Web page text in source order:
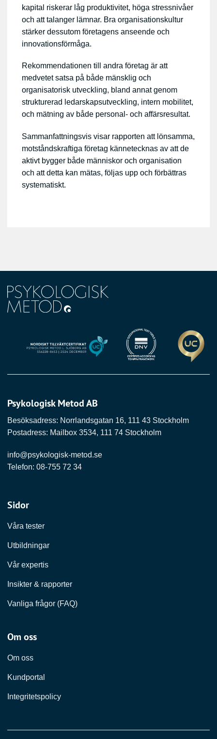
kapital riskerar låg produktivitet, höga stressnivåer
och att talanger lämnar. Bra organisationskultur
stärker dessutom företagens anseende och
innovationsförmåga.
Rekommendationen till andra företag är att
medvetet satsa på både mänsklig och
organisatorisk utveckling, bland annat genom
strukturerad ledarskapsutveckling, intern mobilitet,
och mätning av både personal- och affärsresultat.
Sammanfattningsvis visar rapporten att lönsamma,
motståndskraftiga företag kännetecknas av att de
aktivt bygger både människor och organisation
och att detta kan mätas, följas upp och förbättras
systematiskt.
Psykologisk Metod AB
Besöksadress: Norrlandsgatan 16, 111 43 Stockholm
Postadress: Mailbox 3534, 111 74 Stockholm
info@psykologisk-metod.se
Telefon: 08-755 72 34
Sidor
Våra tester
Utbildningar
Vår expertis
Insikter & rapporter
Vanliga frågor (FAQ)
Om oss
Om oss
Kundportal
Integritetspolicy